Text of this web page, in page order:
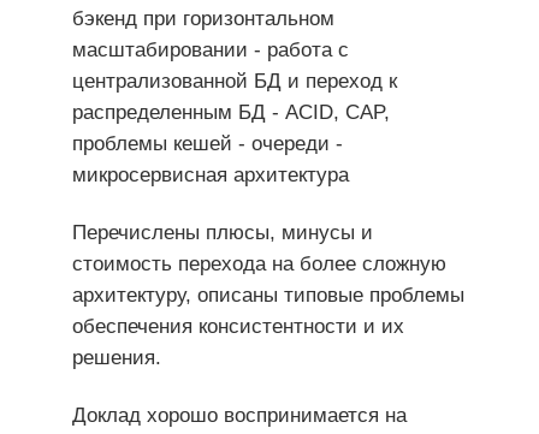
бэкенд при горизонтальном
масштабировании - работа с
централизованной БД и переход к
распределенным БД - ACID, CAP,
проблемы кешей - очереди -
микросервисная архитектура
Перечислены плюсы, минусы и
стоимость перехода на более сложную
архитектуру, описаны типовые проблемы
обеспечения консистентности и их
решения.
Доклад хорошо воспринимается на